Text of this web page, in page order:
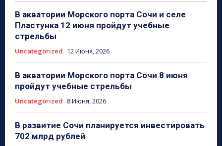
В акватории Морского порта Сочи и селе
Пластунка 12 июня пройдут учебные
стрельбы
Uncategorized 12 Июня, 2026
В акватории Морского порта Сочи 8 июня
пройдут учебные стрельбы
Uncategorized 8 Июня, 2026
В развитие Сочи планируется инвестировать
702 млрд рублей